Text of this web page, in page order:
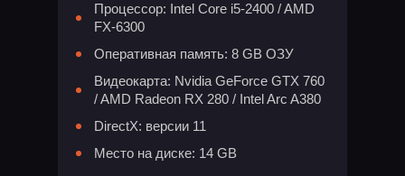
Процессор: Intel Core i5-2400 / AMD
FX-6300
Оперативная память: 8 GB ОЗУ
Видеокарта: Nvidia GeForce GTX 760
/ AMD Radeon RX 280 / Intel Arc A380
DirectX: версии 11
Место на диске: 14 GB